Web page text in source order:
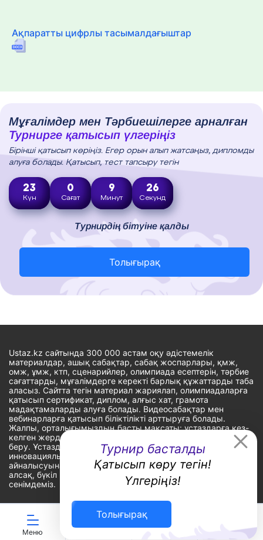
Турнир басталды
Қатысып көру тегін!
Үлгеріңіз!
Толығырақ
Ақпаратты цифрлы тасымалдағыштар
Мұғалімдер мен Тәрбиешілерге арналған
Турнирге қатысып үлгеріңіз
Бірінші қатысып көріңіз. Егер орын алып жатсаңыз, дипломды
алуға болады. Қатысып, тест тапсыру тегін
23
Күн
0
Сағат
9
Минут
25
Секунд
Турнирдің бітуіне қалды
Толығырақ
Меню Дайын ҚМЖ
Ustaz.kz сайтында 300 000 астам оқу әдістемелік
материалдар, ашық сабақтар, сабақ жоспарлары, қмж,
омж, ұмж, ктп, сценарийлер, олимпиада есептерін, тәрбие
сағаттарды, мұғалімдерге керекті барлық құжаттарды таба
аласыз. Сайтта тегін материал жариялап, олимпиадаларға
қатысып сертификат, диплом, алғыс хат, грамота
мадақтамаларды алуға болады. Видеосабақтар мен
вебинарларға қатысып біліктілікті арттыруға болады.
Жалпы, орталығымыздың басты мақсаты: ұстаздарға кез-
келген жерде, кез-келген уақытта білім алуына мүмкіндік
беру. Ұстаздардың барлық өзекті мәселелеріне
инновациялық шешім тауып, шығармашылық жұмыспен
айналысуына уақыт сыйлау. «Ұстаздарға сапалы білім бере
алсақ, бүкіл Қазақ еліне білім бере аламыз» - деген
сенімдеміз.
Сайт Peaksoft веб-студиясында жасалған - Peaksoft.kz